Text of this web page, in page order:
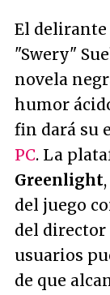
El delirante
"Swery"
novela
humor
fin dará su
PC. La
Greenlight
del juego
del director
usuarios
de que